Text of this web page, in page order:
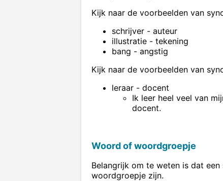
Kijk naar de voorbeelden van
schrijver - auteur
illustratie - tekening
bang - angstig
Kijk naar de voorbeelden van
leraar - docent
Ik leer heel veel van
docent.
Woord of woordgroepje
Belangrijk om te weten is dat
woordgroepje zijn.